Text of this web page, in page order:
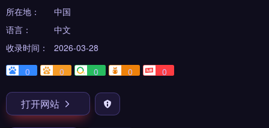
所在地：
中国
语言：
中文
收录时间：
2026-03-28
0
0 0 0 0
打开网站